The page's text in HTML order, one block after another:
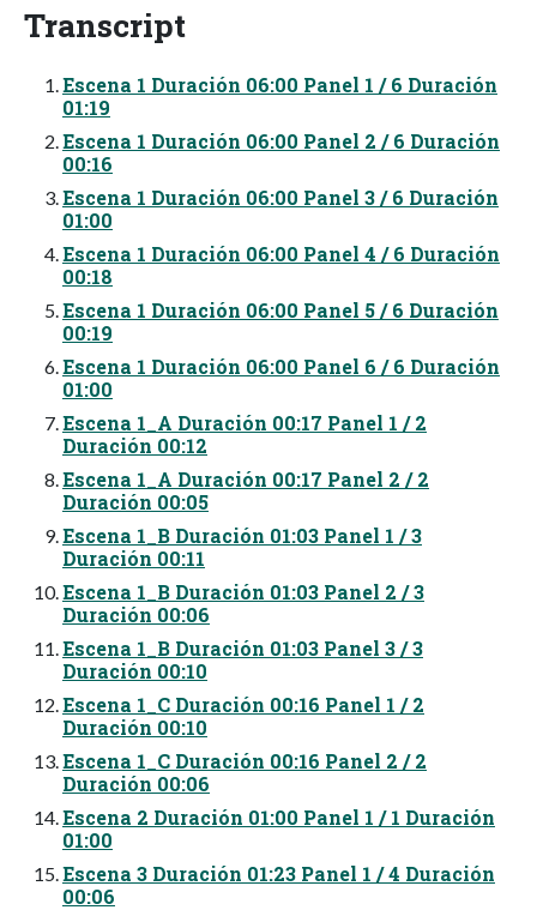
Transcript
Escena 1 Duración 06:00 Panel 1 / 6 Duración
01:19
Escena 1 Duración 06:00 Panel 2 / 6 Duración
00:16
Escena 1 Duración 06:00 Panel 3 / 6 Duración
01:00
Escena 1 Duración 06:00 Panel 4 / 6 Duración
00:18
Escena 1 Duración 06:00 Panel 5 / 6 Duración
00:19
Escena 1 Duración 06:00 Panel 6 / 6 Duración
01:00
Escena 1_A Duración 00:17 Panel 1 / 2
Duración 00:12
Escena 1_A Duración 00:17 Panel 2 / 2
Duración 00:05
Escena 1_B Duración 01:03 Panel 1 / 3
Duración 00:11
Escena 1_B Duración 01:03 Panel 2 / 3
Duración 00:06
Escena 1_B Duración 01:03 Panel 3 / 3
Duración 00:10
Escena 1_C Duración 00:16 Panel 1 / 2
Duración 00:10
Escena 1_C Duración 00:16 Panel 2 / 2
Duración 00:06
Escena 2 Duración 01:00 Panel 1 / 1 Duración
01:00
Escena 3 Duración 01:23 Panel 1 / 4 Duración
00:06